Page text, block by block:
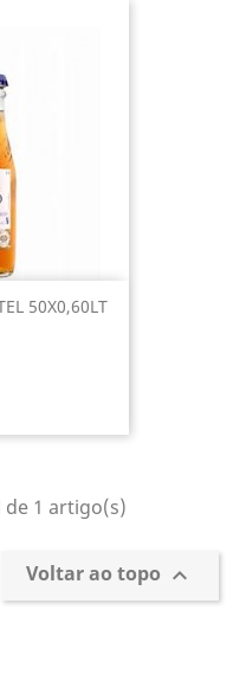
50X0,60LT
1 artigo(s)
Voltar ao topo 